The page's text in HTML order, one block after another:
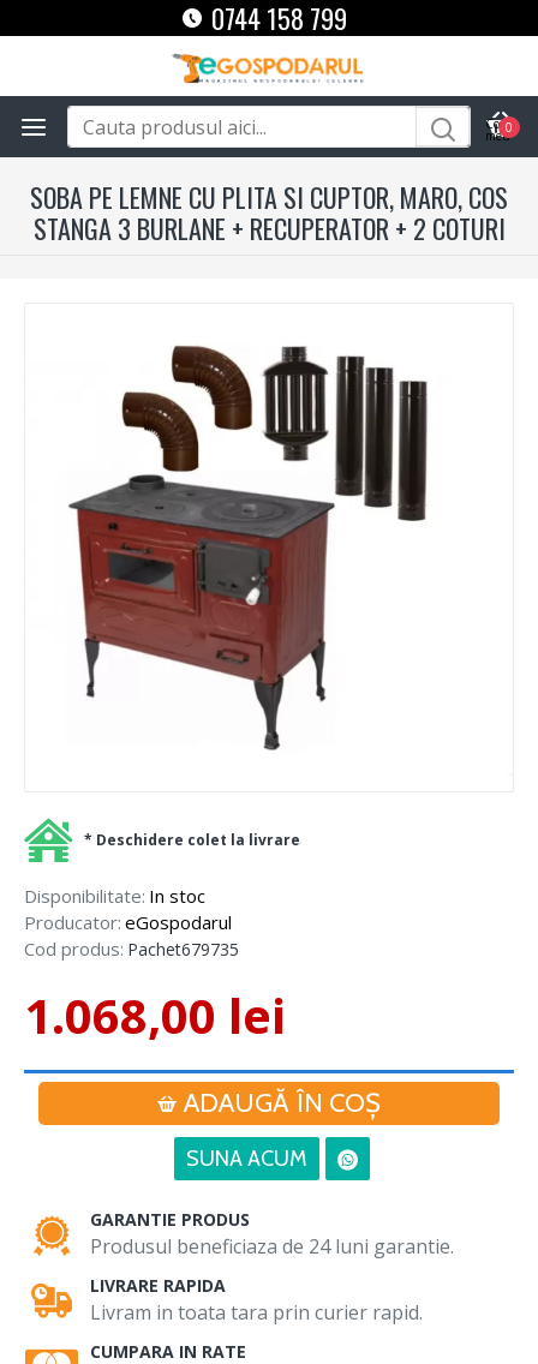
0744 158 799
0
SOBA PE LEMNE CU PLITA SI CUPTOR, MARO, COS
STANGA 3 BURLANE + RECUPERATOR + 2 COTURI
Disponibilitate: In stoc
Producator: eGospodarul
Cod produs: Pachet679735
1.068,00 lei
ADAUGĂ ÎN COŞ
SUNA ACUM
* Deschidere colet la livrare
GARANTIE PRODUS
Produsul beneficiaza de 24 luni garantie.
LIVRARE RAPIDA
Livram in toata tara prin curier rapid.
CUMPARA IN RATE